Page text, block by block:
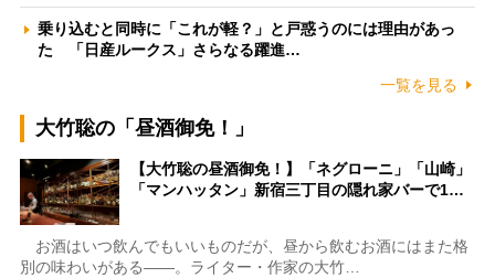
乗り込むと同時に「これが軽？」と戸惑うのには理由があっ
た 「日産ルークス」さらなる躍進…
一覧を見る
大竹聡の「昼酒御免！」
【大竹聡の昼酒御免！】「ネグローニ」「山崎」
「マンハッタン」新宿三丁目の隠れ家バーで1…
お酒はいつ飲んでもいいものだが、昼から飲むお酒にはまた格
別の味わいがある――。ライター・作家の大竹…